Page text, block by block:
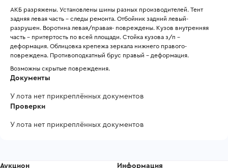
АКБ разряжены. Установлены шины разных производителей. Тент
задняя левая часть – следы ремонта. Отбойник задний левый-
разрушен. Воротина левая/правая- повреждены. Кузов внутренняя
часть – притертость по всей площади. Стойка кузова з/п –
деформация. Облицовка крепежа зеркала нижнего правого-
повреждена. Противоподкатный брус правый – деформация.
Возможны скрытые повреждения.
Документы
У лота нет прикреплённых документов
Проверки
У лота нет прикреплённых документов
Аукцион Информация